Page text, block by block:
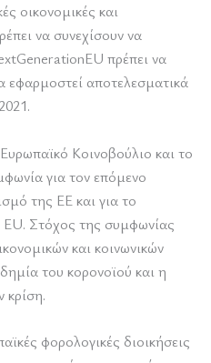
οικονομικές και
να συνεχίσουν να
πρέπει να
εφαρμοστεί αποτελεσματικά
Κοινοβούλιο και το
για τον επόμενο
της ΕΕ και για το
EU. Στόχος της συμφωνίας
και κοινωνικών
του κορονοϊού και η
φορολογικές διοικήσεις